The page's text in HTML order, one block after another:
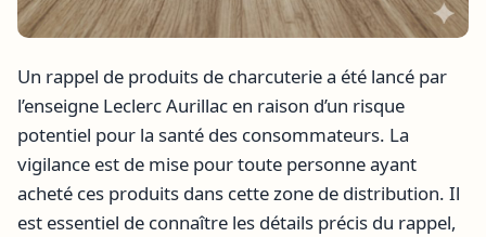
Un rappel de produits de charcuterie a été lancé par
l’enseigne Leclerc Aurillac en raison d’un risque
potentiel pour la santé des consommateurs. La
vigilance est de mise pour toute personne ayant
acheté ces produits dans cette zone de distribution. Il
est essentiel de connaître les détails précis du rappel,